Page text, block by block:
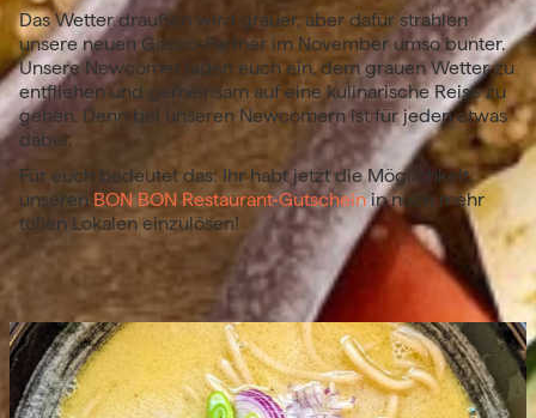
Das Wetter draußen wird grauer, aber dafür strahlen
unsere neuen Gastro-Partner im November umso bunter.
Unsere Newcomer laden euch ein, dem grauen Wetter zu
entfliehen und gemeinsam auf eine kulinarische Reise zu
gehen. Denn bei unseren Newcomern ist für jeden etwas
dabei.
Für euch bedeutet das: Ihr habt jetzt die Möglichkeit,
unseren BON BON Restaurant-Gutscheinin noch mehr
tollen Lokalen einzulösen!